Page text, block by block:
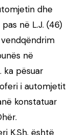
dhe
në L.J. (46)
në
ka pësuar
i automjetit
konstatuar
K.Sh. është